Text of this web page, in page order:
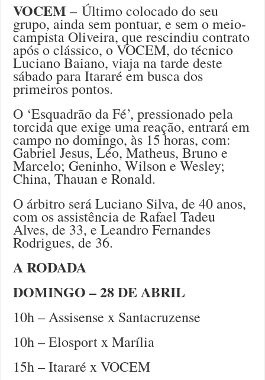
VOCEM – Último colocado do seu
grupo, ainda sem pontuar, e sem o meio-
campista Oliveira, que rescindiu contrato
após o clássico, o VOCEM, do técnico
Luciano Baiano, viaja na tarde deste
sábado para Itararé em busca dos
primeiros pontos.
O ‘Esquadrão da Fé’, pressionado pela
torcida que exige uma reação, entrará em
campo no domingo, às 15 horas, com:
Gabriel Jesus, Léo, Matheus, Bruno e
Marcelo; Geninho, Wilson e Wesley;
China, Thauan e Ronald.
O árbitro será Luciano Silva, de 40 anos,
com os assistência de Rafael Tadeu
Alves, de 33, e Leandro Fernandes
Rodrigues, de 36.
A RODADA
DOMINGO – 28 DE ABRIL
10h – Assisense x Santacruzense
10h – Elosport x Marília
15h – Itararé x VOCEM